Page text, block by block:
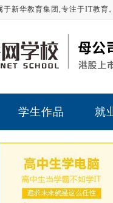
新华教育集团,专注于IT教育
学生作品 就